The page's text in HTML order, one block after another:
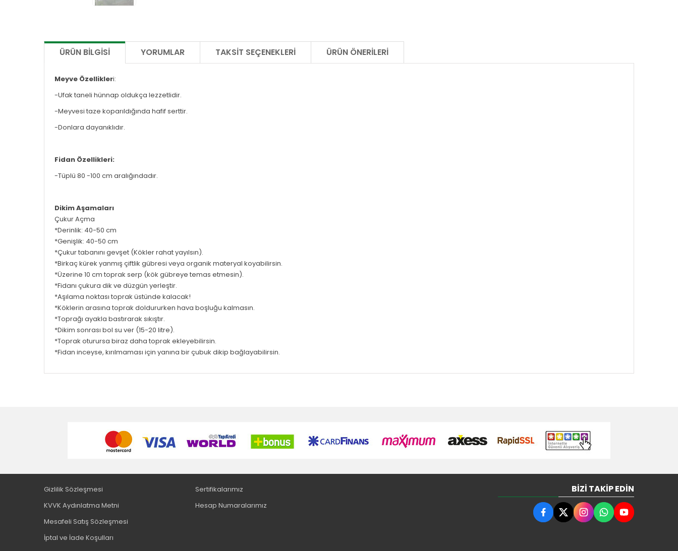
ÜRÜN BILGISI YORUMLAR TAKSIT SEÇENEKLERI ÜRÜN ÖNERILERI
Meyve Özellikleri:
-Ufak taneli hünnap oldukça lezzetlidir.
-Meyvesi taze koparıldığında hafif serttir.
-Donlara dayanıklıdır.
Fidan Özellikleri:
-Tüplü 80 -100 cm aralığındadır.
Dikim Aşamaları
Çukur Açma
*Derinlik: 40-50 cm
*Genişlik: 40-50 cm
*Çukur tabanını gevşet (Kökler rahat yayılsın).
*Birkaç kürek yanmış çiftlik gübresi veya organik materyal koyabilirsin.
*Üzerine 10 cm toprak serp (kök gübreye temas etmesin).
*Fidanı çukura dik ve düzgün yerleştir.
*Aşılama noktası toprak üstünde kalacak!
*Köklerin arasına toprak doldururken hava boşluğu kalmasın.
*Toprağı ayakla bastırarak sıkıştır.
*Dikim sonrası bol su ver (15-20 litre).
*Toprak oturursa biraz daha toprak ekleyebilirsin.
*Fidan inceyse, kırılmaması için yanına bir çubuk dikip bağlayabilirsin.
Gizlilik Sözleşmesi
KVVK Aydınlatma Metni
Mesafeli Satış Sözleşmesi
İptal ve İade Koşulları
Sertifikalarımız
Hesap Numaralarımız
BIZI TAKIP EDIN